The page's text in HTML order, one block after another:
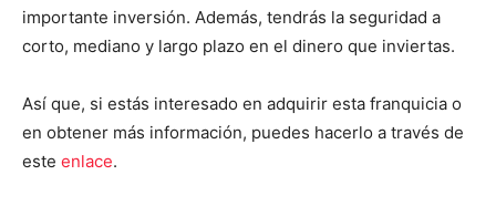
importante inversión. Además, tendrás la seguridad a
corto, mediano y largo plazo en el dinero que inviertas.
Así que, si estás interesado en adquirir esta franquicia o
en obtener más información, puedes hacerlo a través de
este enlace.